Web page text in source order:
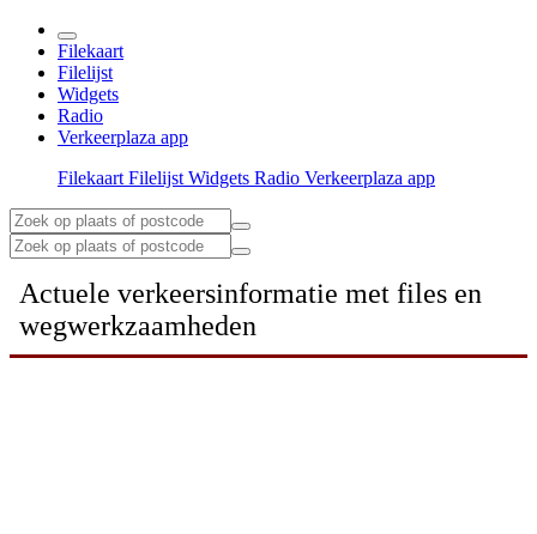
Filekaart
Filelijst
Widgets
Radio
Verkeerplaza app
Filekaart Filelijst Widgets Radio Verkeerplaza app
Actuele verkeersinformatie met files en
wegwerkzaamheden